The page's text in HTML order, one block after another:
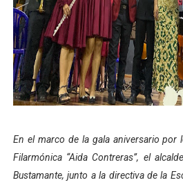
Alcaldía del Municipio
Fundacite Mérida dicta taller
INN-Mérida celebró el Lacto
Impulsan plan estratégico de
Jornada social benefició a
En el marco de la gala aniversario por
Filarmónica “Aida Contreras”, el
Bustamante, junto a la directiva de la